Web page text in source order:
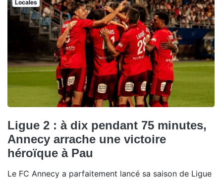
Locales
Ligue 2 : à dix pendant 75 minutes,
Annecy arrache une victoire
héroïque à Pau
Le FC Annecy a parfaitement lancé sa saison de Ligue